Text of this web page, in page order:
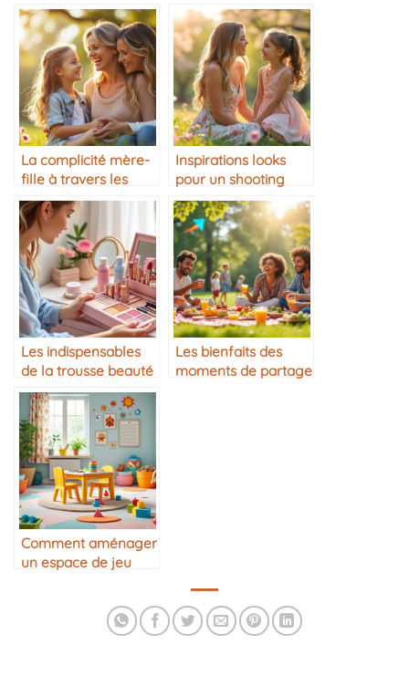
La complicité mère-
fille à travers les
années
Inspirations looks
pour un shooting
photo mère-fille
Les indispensables
de la trousse beauté
mère/fille
Les bienfaits des
moments de partage
Comment aménager
un espace de jeu